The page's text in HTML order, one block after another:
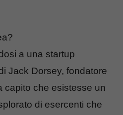
a una startup
Jack Dorsey, fondatore
capito che esistesse un
di esercenti che